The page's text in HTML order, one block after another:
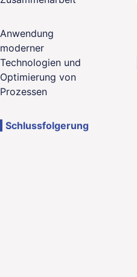
Anwendung
moderner
Technologien und
Optimierung von
Prozessen
Schlussfolgerung